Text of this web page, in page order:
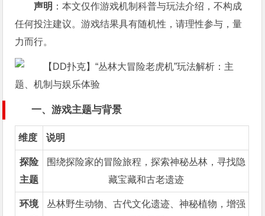
声明 ：本文仅作游戏机制科普与玩法介绍，不构成
任何投注建议。游戏结果具有随机性，请理性参与，量
力而行。
一、游戏主题与背景
维度 说明
探险
主题
围绕探险家的冒险旅程，探索神秘丛林，寻找隐
藏宝藏和古老遗迹
环境
丛林野生动物、古代文化遗迹、神秘植物，增强